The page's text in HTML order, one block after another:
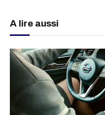
A lire aussi